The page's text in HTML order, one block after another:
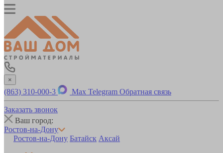
×
(863) 310-000-3 Max Telegram Обратная связь
Заказать звонок
Ваш город:
Ростов-на-Дону
Ростов-на-Дону Батайск Аксай